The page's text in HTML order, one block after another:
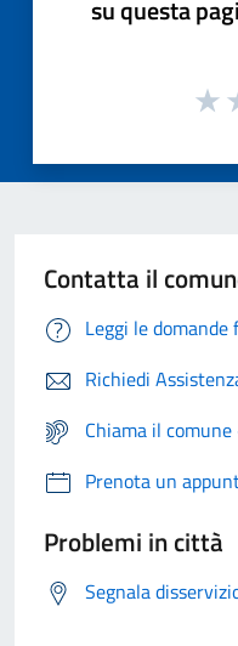
su questa
Contatta il
Leggi le
Richiedi
Chiama il
Prenota un
Problemi in città
Segnala